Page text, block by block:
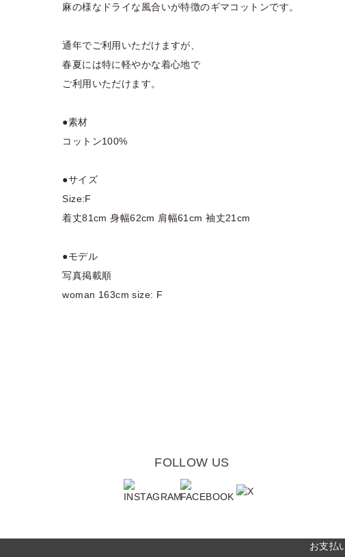
麻の様なドライな風合いが特徴のギマコットンです。
通年でご利用いただけますが、
春夏には特に軽やかな着心地で
ご利用いただけます。
●素材
コットン100%
●サイズ
Size:F
着丈81cm 身幅62cm 肩幅61cm 袖丈21cm
●モデル
写真掲載順
woman 163cm size: F
FOLLOW US
お支払